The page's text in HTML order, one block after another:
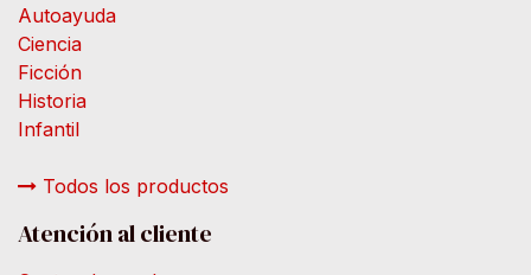
Autoayuda
Ciencia
Ficción
Historia
Infantil
Todos los productos
Atención al cliente